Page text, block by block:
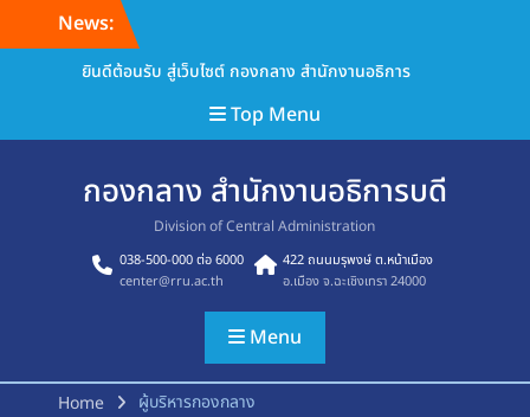
News:
ยินดีต้อนรับ สู่เว็บไซต์ กองกลาง สำนักงานอธิการ
Top Menu
กองกลาง สำนักงานอธิการบดี
Division of Central Administration
038-500-000 ต่อ 6000
center@rru.ac.th
422 ถนนมรุพงษ์ ต.หน้าเมือง
อ.เมือง จ.ฉะเชิงเทรา 24000
Menu
Home ผู้บริหารกองกลาง